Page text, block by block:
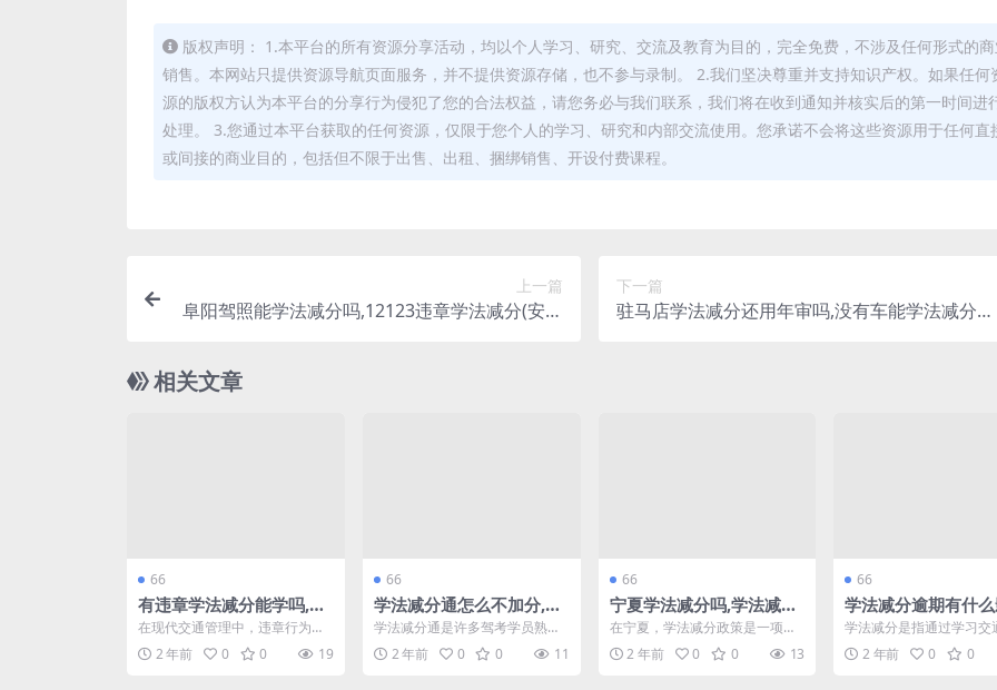
版权声明： 1.本平台的所有资源分享活动，均以个人学习、研究、交流及教育为目的，完全免费，不涉及任何形式的
销售。本网站只提供资源导航页面服务，并不提供资源存储，也不参与录制。 2.我们坚决尊重并支持知识产权。如果任何
源的版权方认为本平台的分享行为侵犯了您的合法权益，请您务必与我们联系，我们将在收到通知并核实后的第一时间进
处理。 3.您通过本平台获取的任何资源，仅限于您个人的学习、研究和内部交流使用。您承诺不会将这些资源用于任何直
或间接的商业目的，包括但不限于出售、出租、捆绑销售、开设付费课程。
上一篇
阜阳驾照能学法减分吗,12123违章学法减分(安徽
下一篇
驻马店学法减分还用年审吗,没有车能学法减分么
相关文章
66
有违章学法减分能学吗,学
法减分怎么快速通过(学法
减分可以不用处理交通违
法吗)
在现代交通管理中，违章行为的
减少是每个驾驶员的责任。为了
鼓励驾驶员遵守交通法规，...
2 年前 0 0 19
66
学法减分通怎么不加分,学
法减分答题神器一扫就出
答案(学法减分怎么秒出答
案)
学法减分通是许多驾考学员熟悉
的工具，它帮助考生在学习交通
法规和减少考试失误方面提...
2 年前 0 0 11
66
宁夏学法减分吗,学法减分
做多少题才减分(学法减分
考试一次能减多少分)
在宁夏，学法减分政策是一项旨
在提升交通安全和法律意识的重
要措施。许多驾驶员和考生...
2 年前 0 0 13
66
学法减分逾期有什么
学法减分学完什么时
分(学法减分延迟)
学法减分是指通过学习交
和进行相关测试，来减少
上的违章分数。然而，逾
2 年前 0 0